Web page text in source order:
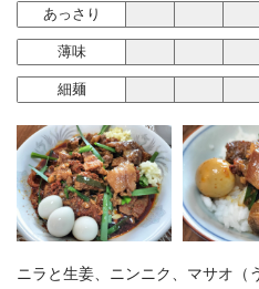
あっさり
薄味
細麺
ニラと生姜、ニンニク、マサオ（